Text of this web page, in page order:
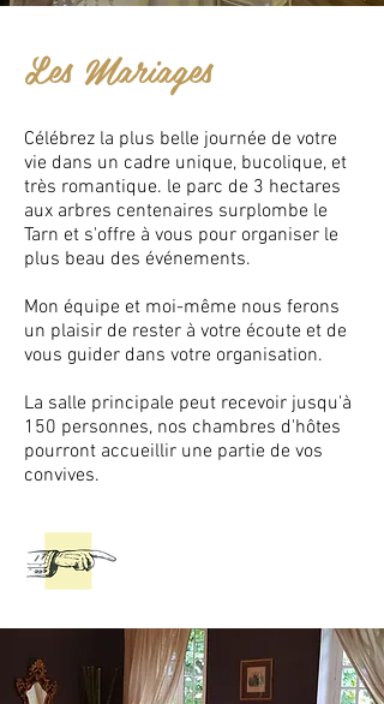
Les Mariages
Célébrez la plus belle journée de votre
vie dans un cadre unique, bucolique, et
très romantique. le parc de 3 hectares
aux arbres centenaires surplombe le
Tarn et s'offre à vous pour organiser le
plus beau des événements.
Mon équipe et moi-même nous ferons
un plaisir de rester à votre écoute et de
vous guider dans votre organisation.
La salle principale peut recevoir jusqu'à
150 personnes, nos chambres d'hôtes
pourront accueillir une partie de vos
convives.